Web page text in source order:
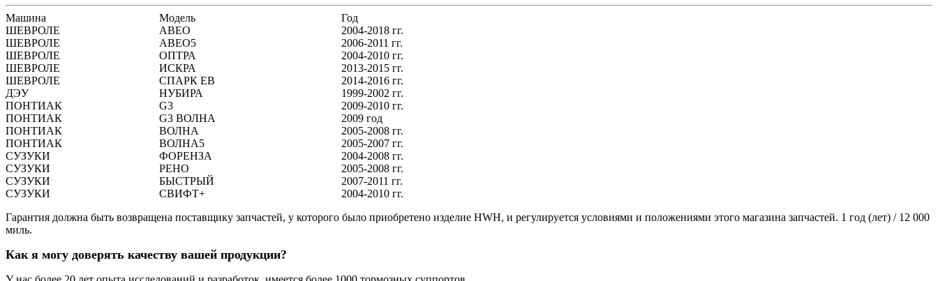
Машина Модель
Год
ШЕВРОЛЕ
АВЕО
2004-2018 гг.
ШЕВРОЛЕ
АВЕО5
2006-2011 гг.
ШЕВРОЛЕ
ОПТРА
2004-2010 гг.
ШЕВРОЛЕ
ИСКРА
2013-2015 гг.
ШЕВРОЛЕ
СПАРК ЕВ
2014-2016 гг.
ДЭУ
НУБИРА
1999-2002 гг.
ПОНТИАК
G3
2009-2010 гг.
ПОНТИАК
G3 ВОЛНА
2009 год
ПОНТИАК
ВОЛНА
2005-2008 гг.
ПОНТИАК
ВОЛНА5
2005-2007 гг.
СУЗУКИ
ФОРЕНЗА
2004-2008 гг.
СУЗУКИ
РЕНО
2005-2008 гг.
СУЗУКИ
БЫСТРЫЙ
2007-2011 гг.
СУЗУКИ
СВИФТ+
2004-2010 гг.
Гарантия должна быть возвращена поставщику запчастей, у которого было приобретено изделие HWH, и регулируется условиями и положениями этого магазина запчастей. 1 год (лет) / 12 000
миль.
Как я могу доверять качеству вашей продукции?